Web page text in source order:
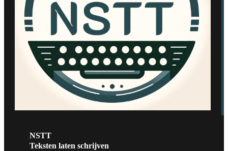
NSTT
Teksten laten schrijven